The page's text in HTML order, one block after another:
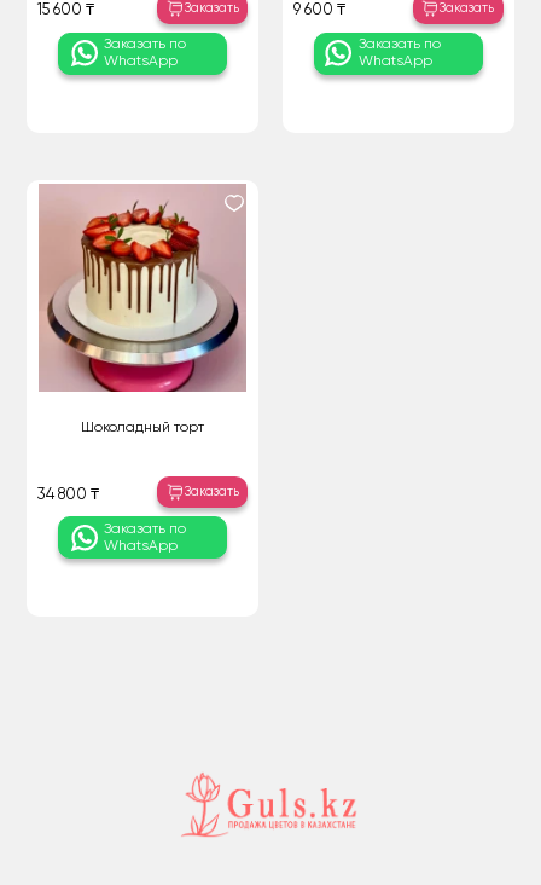
15 600 ₸ Заказать
Заказать по
WhatsApp
9 600 ₸ Заказать
Заказать по
WhatsApp
Шоколадный торт
34 800 ₸ Заказать
Заказать по
WhatsApp